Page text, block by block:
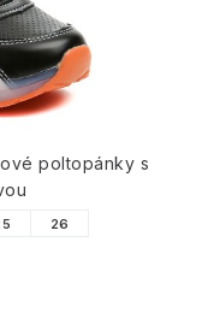
poltopánky s
26